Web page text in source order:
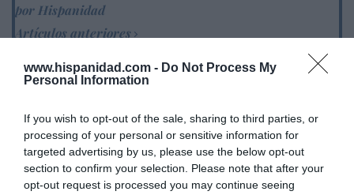
www.hispanidad.com - Do Not Process My
Personal Information
If you wish to opt-out of the sale, sharing to third parties, or
processing of your personal or sensitive information for
targeted advertising by us, please use the below opt-out
section to confirm your selection. Please note that after your
opt-out request is processed you may continue seeing
por Hispanidad
Artículos anteriores
DIARIO DE LA CORRUPCIÓN SANCHISTA
Diario de la corrupción sanchista. Hazte
Oír se manifiesta delante de La Mareta:
“Pedro Sánchez es un criminal”
por Redacción